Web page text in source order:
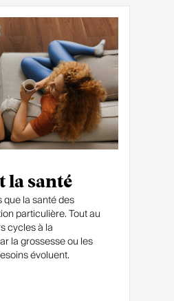
la santé
que la santé des
particulière. Tout au
cycles à la
la grossesse ou les
évoluent.